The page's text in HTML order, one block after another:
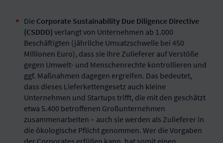
Die Corporate Sustainability Due Diligence Directive
(CSDDD) verlangt von Unternehmen ab 1.000
Beschäftigten (jährliche Umsatzschwelle bei 450
Millionen Euro), dass sie ihre Zulieferer auf Verstöße
gegen Umwelt- und Menschenrechte kontrollieren und
ggf. Maßnahmen dagegen ergreifen. Das bedeutet,
dass dieses Lieferkettengesetz auch kleine
Unternehmen und Startups trifft, die mit den geschätzt
etwa 5.400 betroffenen Großunternehmen
zusammenarbeiten – auch sie werden als Zulieferer in
die ökologische Pflicht genommen. Wer die Vorgaben
der Corporates erfüllen kann, hat somit einen